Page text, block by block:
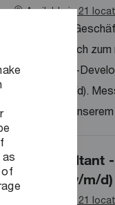
of
Available in 21
Für unseren
suchen wir dich
als Frontend-
Energy (w/m/d).
arbeitest in
AI-Consultant
Energy (w/m/d)
Available in 21